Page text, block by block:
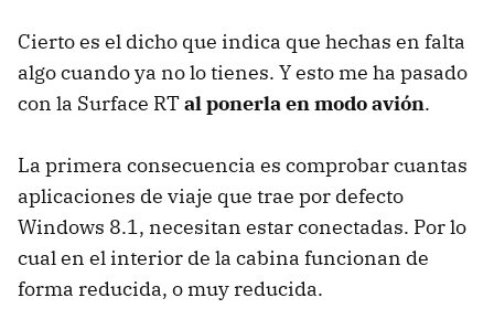
Cierto es el dicho que indica que hechas en falta
algo cuando ya no lo tienes. Y esto me ha pasado
con la Surface RTal ponerla en modo avión.
La primera consecuencia es comprobar cuantas
aplicaciones de viaje que trae por defecto
Windows 8.1, necesitan estar conectadas. Por lo
cual en el interior de la cabina funcionan de
forma reducida, o muy reducida.